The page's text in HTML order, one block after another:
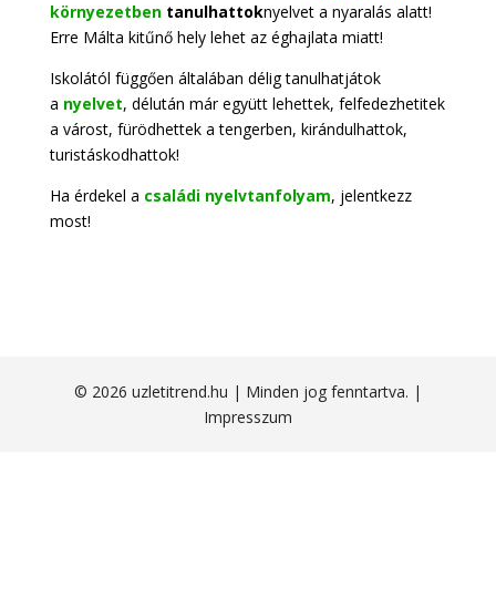
környezetben tanulhattoknyelvet a nyaralás alatt!
Erre Málta kitűnő hely lehet az éghajlata miatt!
Iskolától függően általában délig tanulhatjátok
a nyelvet, délután már együtt lehettek, felfedezhetitek
a várost, fürödhettek a tengerben, kirándulhattok,
turistáskodhattok!
Ha érdekel a családi nyelvtanfolyam, jelentkezz
most!
© 2026 uzletitrend.hu | Minden jog fenntartva. |
Impresszum